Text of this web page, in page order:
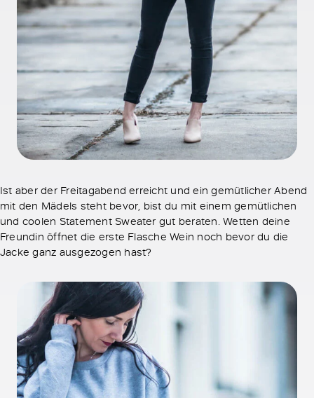
Ist aber der Freitagabend erreicht und ein gemütlicher Abend
mit den Mädels steht bevor, bist du mit einem gemütlichen
und coolen Statement Sweater gut beraten. Wetten deine
Freundin öffnet die erste Flasche Wein noch bevor du die
Jacke ganz ausgezogen hast?